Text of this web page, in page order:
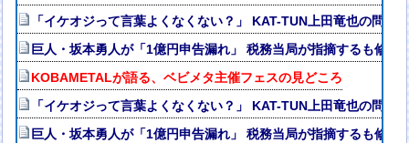
「イケオジって言葉よくなくない？」 KAT-TUN上田竜也の問
巨人・坂本勇人が「1億円申告漏れ」 税務当局が指摘するも修正
KOBAMETALが語る、ベビメタ主催フェスの見どころ
「イケオジって言葉よくなくない？」 KAT-TUN上田竜也の問
巨人・坂本勇人が「1億円申告漏れ」 税務当局が指摘するも修正